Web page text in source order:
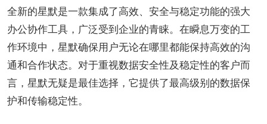
全新的星默是一款集成了高效、安全与稳定功能的强大
办公协作工具，广泛受到企业的青睐。在瞬息万变的工
作环境中，星默确保用户无论在哪里都能保持高效的沟
通和合作状态。对于重视数据安全性及稳定性的客户而
言，星默无疑是最佳选择，它提供了最高级别的数据保
护和传输稳定性。